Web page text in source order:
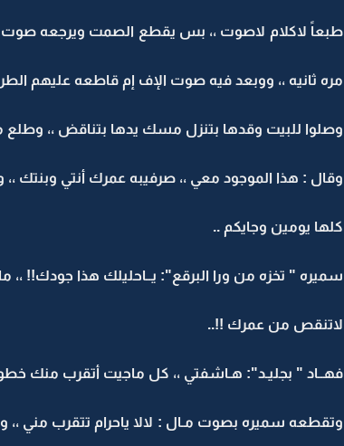
طبعاً لاكلام لاصوت ،، بس يقطع الصمت ويرجعه صوت
مره ثانيه ،، ووبعد فيه صوت الإف إم قاطعه عليهم
وصلوا للبيت وقدها بتنزل مسك يدها بتناقض ،، وطلع
وقال : هذا الموجود معي ،، صرفيبه عمرك أنتي وبنتك ،،
كلها يومين وجايكم ..
سميره " تخزه من ورا البرقع": يــاحليلك هذا جودك!! ،،
لاتنقص من عمرك !!..
فهــاد " بجليـد": هـاشفتي ،، كل ماجيت أتقرب منك
وتقطعه سميره بصوت مـال : لالا ياحرام تتقرب مني